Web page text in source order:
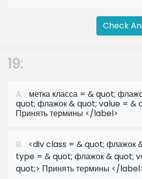
Check
19:
A. метка класса = & quot;
quot; флажок & quot; value = &
Принять термины </label>
B. <div class = & quot; флажок
type = & quot; флажок & quot;
quot;> Принять термины </